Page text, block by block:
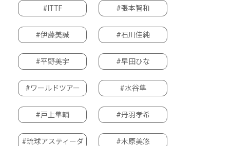
#ITTF #張本智和
#伊藤美誠 #石川佳純
#平野美宇 #早田ひな
#ワールドツアー #水谷隼
#戸上隼輔 #丹羽孝希
#琉球アスティーダ #木原美悠